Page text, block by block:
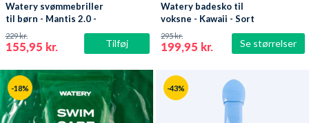
Tilføj
Watery svømmebriller
til børn - Mantis 2.0 -
Atlantic Pink/klar
155,95 kr.
229 kr.
Se størrelser
Watery badesko til
voksne - Kawaii - Sort
199,95 kr.
295 kr.
-18% -43%